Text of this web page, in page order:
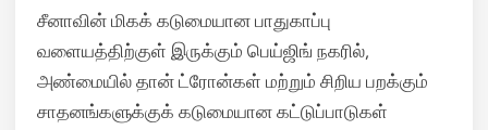
சீனாவின் மிகக் கடுமையான பாதுகாப்பு
வளையத்திற்குள் இருக்கும் பெய்ஜிங் நகரில்,
அண்மையில் தான் ட்ரோன்கள் மற்றும் சிறிய பறக்கும்
சாதனங்களுக்குக் கடுமையான கட்டுப்பாடுகள்